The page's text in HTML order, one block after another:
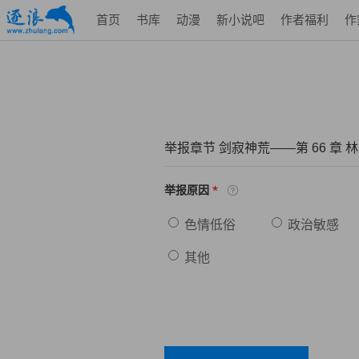
首页 书库 动漫 新小说吧 作者福利 作
举报章节 剑寂神荒——第 66 章
举报原因 *
色情低俗 政治敏感
其他